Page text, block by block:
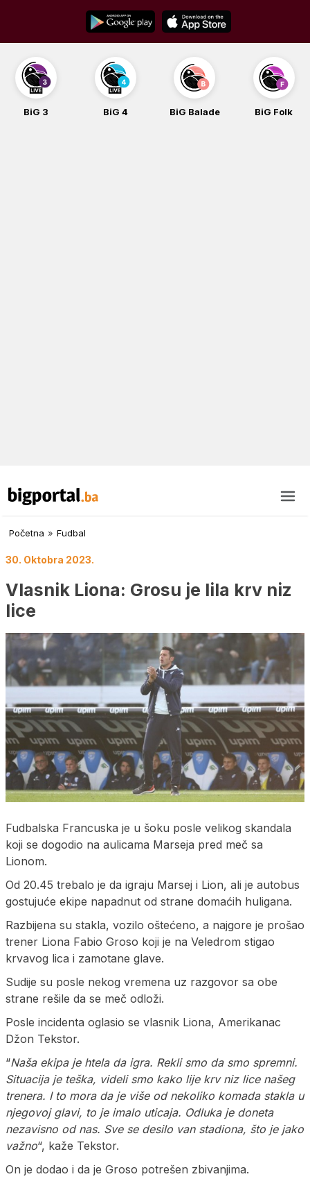
content
BiG 3 BiG 4 BiG Balade BiG Folk
Početna » Fudbal
30. Oktobra 2023.
Vlasnik Liona: Grosu je lila krv niz
lice
Fudbalska Francuska je u šoku posle velikog skandala
koji se dogodio na aulicama Marseja pred meč sa
Lionom.
Od 20.45 trebalo je da igraju Marsej i Lion, ali je autobus
gostujuće ekipe napadnut od strane domaćih huligana.
Razbijena su stakla, vozilo oštećeno, a najgore je prošao
trener Liona Fabio Groso koji je na Veledrom stigao
krvavog lica i zamotane glave.
Sudije su posle nekog vremena uz razgovor sa obe
strane rešile da se meč odloži.
Posle incidenta oglasio se vlasnik Liona, Amerikanac
Džon Tekstor.
“Naša ekipa je htela da igra. Rekli smo da smo spremni.
Situacija je teška, videli smo kako lije krv niz lice našeg
trenera. I to mora da je više od nekoliko komada stakla u
njegovoj glavi, to je imalo uticaja. Odluka je doneta
nezavisno od nas. Sve se desilo van stadiona, što je jako
važno“, kaže Tekstor.
On je dodao i da je Groso potrešen zbivanjima.